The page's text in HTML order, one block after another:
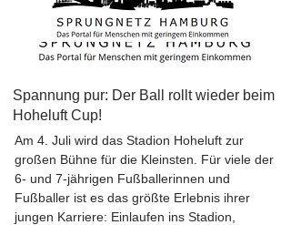
Spannung pur: Der Ball rollt wieder beim
Hoheluft Cup!
Am 4. Juli wird das Stadion Hoheluft zur
großen Bühne für die Kleinsten. Für viele der
6- und 7-jährigen Fußballerinnen und
Fußballer ist es das größte Erlebnis ihrer
jungen Karriere: Einlaufen ins Stadion,